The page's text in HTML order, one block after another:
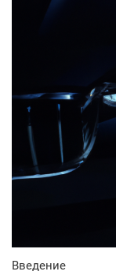
Введение